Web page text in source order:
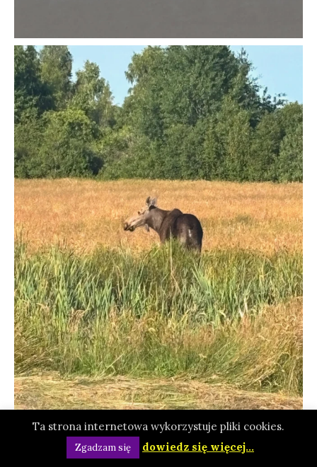
Ta strona internetowa wykorzystuje pliki cookies.
Zgadzam się dowiedz się więcej...